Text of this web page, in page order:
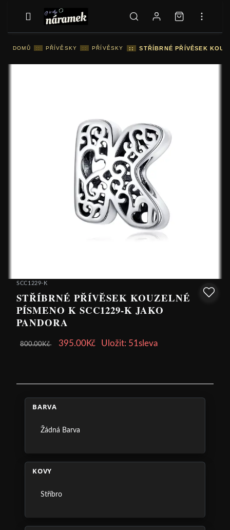
DOMŮ :: PŘÍVĚSKY :: PŘÍVĚSKY :: STŘÍBRNÉ PŘÍVĚSEK
SCC1229-K
STŘÍBRNÉ PŘÍVĚSEK KOUZELNÉ
PÍSMENO K SCC1229-K JAKO
PANDORA
800.00Kč 395.00Kč Uložit: 51sleva
BARVA
Žádná Barva
KOVY
Stříbro